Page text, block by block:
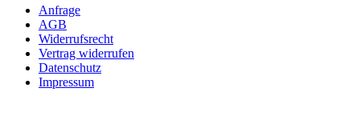
Anfrage
AGB
Widerrufsrecht
Vertrag widerrufen
Datenschutz
Impressum